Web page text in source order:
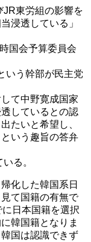
JR東労組の影響を
浸透している」
国会予算委員会
いう幹部が民主党
て中野寛成国家
しているとの認
たいと希望し、
いう趣旨の答弁
る。
化した韓国系日
て国籍の有無で
日本国籍を選択
韓国籍となりま
国は認識できず